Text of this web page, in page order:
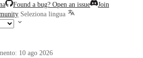
Found a bug? Open an issue
Join
Seleziona lingua
10 ago 2026